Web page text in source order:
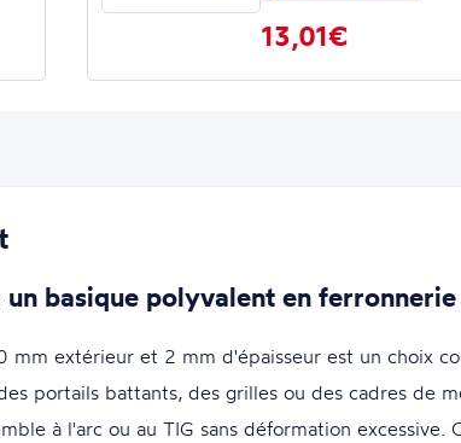
13,01€
basique polyvalent en ferronnerie
extérieur et 2 mm d'épaisseur est un choix
portails battants, des grilles ou des cadres de
à l'arc ou au TIG sans déformation